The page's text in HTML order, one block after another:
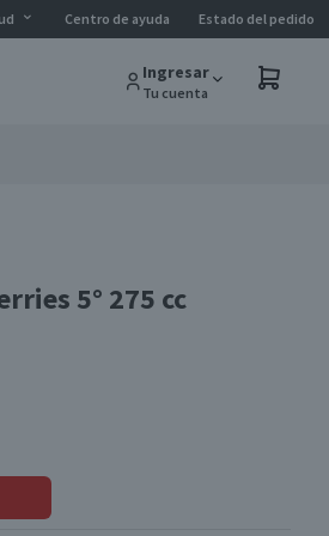
Centro de ayuda Estado del pedido
Ingresar
Tu cuenta
5° 275 cc